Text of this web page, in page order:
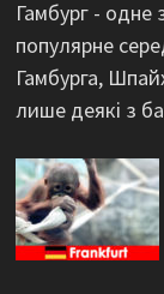
Гамбург - одне
популярне
Гамбурга,
лише деякі з